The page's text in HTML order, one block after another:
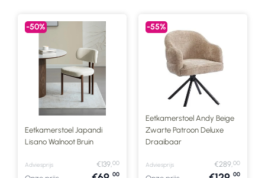
-50%
Eetkamerstoel Japandi
Lisano Walnoot Bruin
Adviesprijs €139,00
00
-55%
Eetkamerstoel Andy Beige
Zwarte Patroon Deluxe
Draaibaar
Adviesprijs €289,00
00